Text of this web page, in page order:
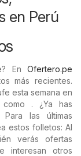
en Perú
En Ofertero.pe
más recientes.
esta semana en
. ¿Ya has
las últimas
estos folletos: Al
verás ofertas
interesan otros